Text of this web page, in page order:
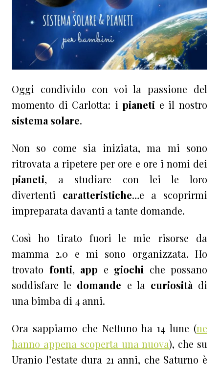
Oggi condivido con voi la passione del
momento di Carlotta: ipianeti e il nostro
sistema solare.
Non so come sia iniziata, ma mi sono
ritrovata a ripetere per ore e ore i nomi dei
pianeti, a studiare con lei le loro
divertenti caratteristiche…e a scoprirmi
impreparata davanti a tante domande.
Così ho tirato fuori le mie risorse da
mamma 2.0 e mi sono organizzata. Ho
trovato fonti, app e giochi che possano
soddisfare le domande e la curiosità di
una bimba di 4 anni.
Ora sappiamo che Nettuno ha 14 lune (ne
hanno appena scoperta una nuova), che su
Uranio l’estate dura 21 anni, che Saturno è